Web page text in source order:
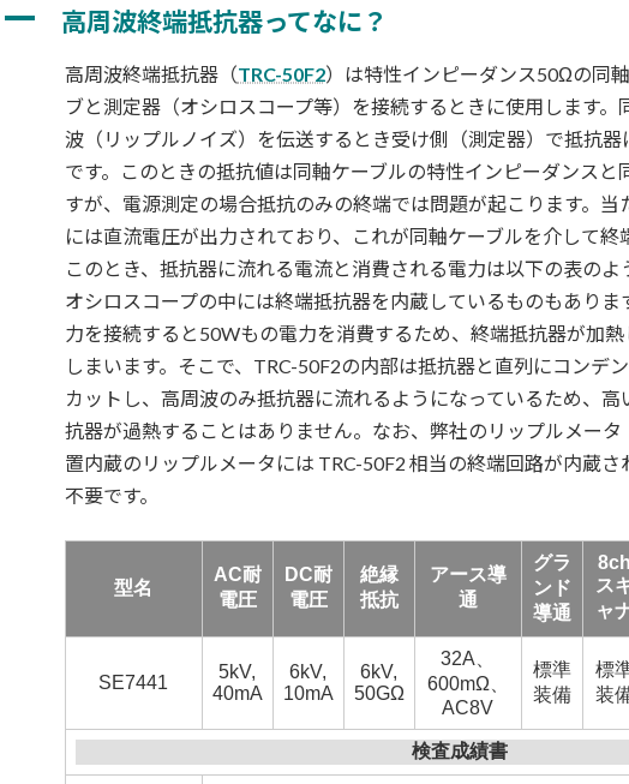
新
日
時
:
A 高周波終端抵抗器ってなに？
高周波終端抵抗器（TRC-50F2）は特性インピーダンス50Ωの同
ブと測定器（オシロスコープ等）を接続するときに使用します。
波（リップルノイズ）を伝送するとき受け側（測定器）で抵抗
です。このときの抵抗値は同軸ケーブルの特性インピーダンスと
すが、電源測定の場合抵抗のみの終端では問題が起こります。当
には直流電圧が出力されており、これが同軸ケーブルを介して終
このとき、抵抗器に流れる電流と消費される電力は以下の表のよ
オシロスコープの中には終端抵抗器を内蔵しているものもあり
力を接続すると50Wもの電力を消費するため、終端抵抗器が加
しまいます。そこで、TRC-50F2の内部は抵抗器と直列にコンデ
カットし、高周波のみ抵抗器に流れるようになっているため、
抗器が過熱することはありません。なお、弊社のリップルメー
置内蔵のリップルメータには TRC-50F2 相当の終端回路が内蔵
不要です。
型名
AC耐
電圧
DC耐
電圧
絶縁
抵抗
アース導
通
グラ
ンド
導通
8ch
ス
ャ
SE7441
5kV,
40mA
6kV,
10mA
6kV,
50GΩ
32A、
600mΩ、
AC8V
標準
装備
標
装
検査成績書